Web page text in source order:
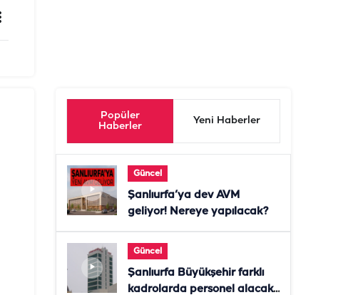
Popüler
Haberler
Yeni Haberler
Güncel
Şanlıurfa’ya dev AVM
geliyor! Nereye yapılacak?
Güncel
Şanlıurfa Büyükşehir farklı
kadrolarda personel alacak!